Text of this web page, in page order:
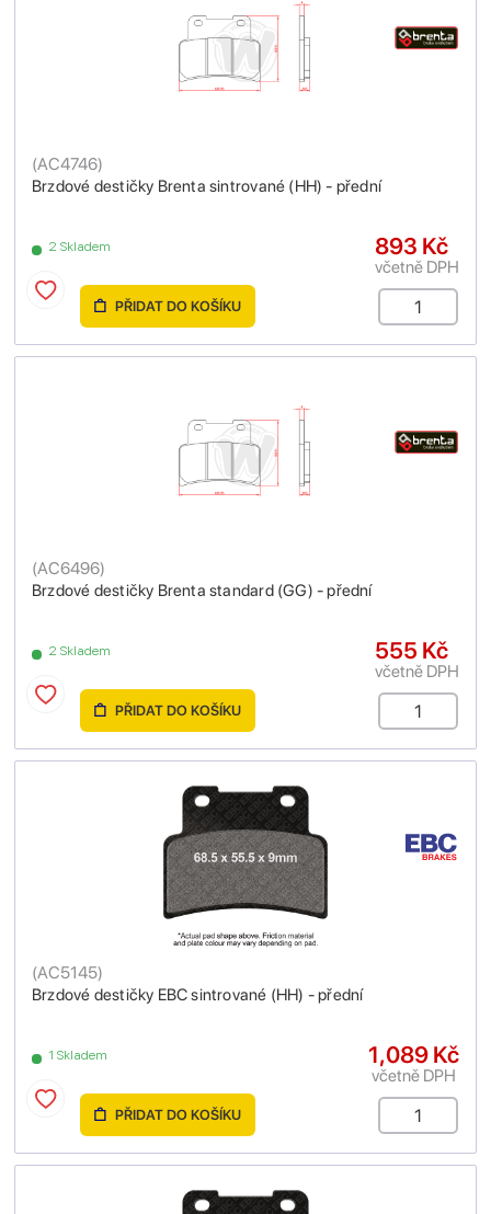
Brzdové destičky Brenta sintrované (HH) - přední
(AC4746)
2 Skladem 893 Kč
včetně DPH
PŘIDAT DO KOŠÍKU
Brzdové destičky Brenta standard (GG) - přední
(AC6496)
2 Skladem 555 Kč
včetně DPH
PŘIDAT DO KOŠÍKU
Brzdové destičky EBC sintrované (HH) - přední
(AC5145)
1 Skladem 1,089 Kč
včetně DPH
PŘIDAT DO KOŠÍKU